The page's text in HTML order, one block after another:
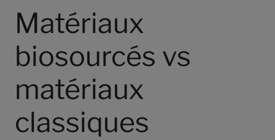
Matériaux
biosourcés vs
matériaux
classiques